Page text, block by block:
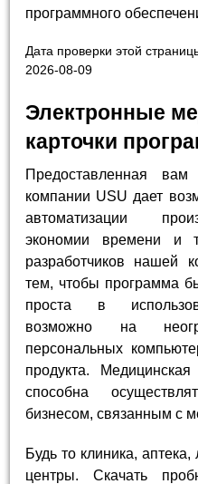
программного
Дата проверки этой
2026-08-09
Электронные
карточки
Предоставленная
компании USU дает
автоматизации
экономии времени и
разработчиков нашей
тем, чтобы программа
проста в
возможно на
персональных
продукта.
способна
бизнесом, связанным с
Будь то клиника,
центры. Скачать